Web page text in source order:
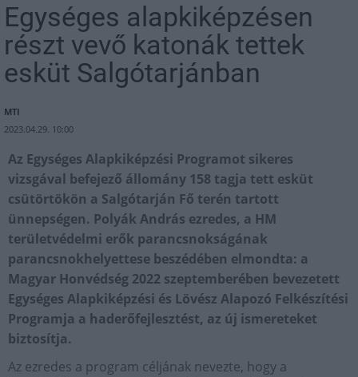
Egységes alapkiképzésen
részt vevő katonák tettek
esküt Salgótarjánban
MTI
2023.04.29. 10:00
Az Egységes Alapkiképzési Programot sikeres
vizsgával befejező állomány 158 tagja tett esküt
csütörtökön a Salgótarján Fő terén tartott
ünnepségen. Polyák András ezredes, a HM
területvédelmi erők parancsnokságának
parancsnokhelyettese beszédében elmondta: a
Magyar Honvédség 2022 szeptemberében bevezetett
Egységes Alapkiképzési és Lövész Alapozó Felkészítési
Programja a haderőfejlesztést, az új ismereteket
biztosítja.
Az ezredes a program céljának nevezte, hogy a